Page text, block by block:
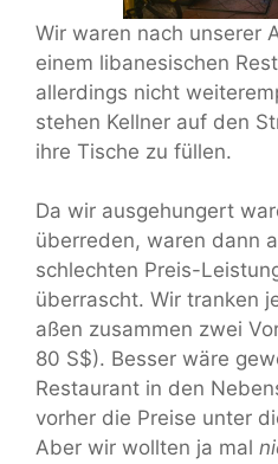
Wir waren nach unserer
einem libanesischen
allerdings nicht
stehen Kellner auf den
ihre Tische zu füllen.
Da wir ausgehungert
überreden, waren dann
schlechten Preis-
überrascht. Wir tranken
aßen zusammen zwei
80 S$). Besser wäre
Restaurant in den
vorher die Preise unter
Aber wir wollten ja mal